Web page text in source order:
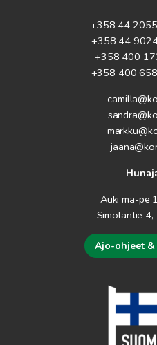
+358 44
+358 44
+358 400
+358 400
Auki ma-pe
Simolantie
Ajo-ohjeet &